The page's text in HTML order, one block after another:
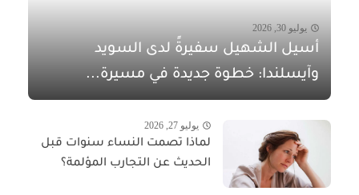
يوليو 30, 2026
أسيل الشهيل سفيرةً لدى السويد
وآيسلندا: خطوة جديدة في مسيرة...
يوليو 27, 2026
لماذا تصمت النساء سنوات قبل
الحديث عن التجارب المؤلمة؟